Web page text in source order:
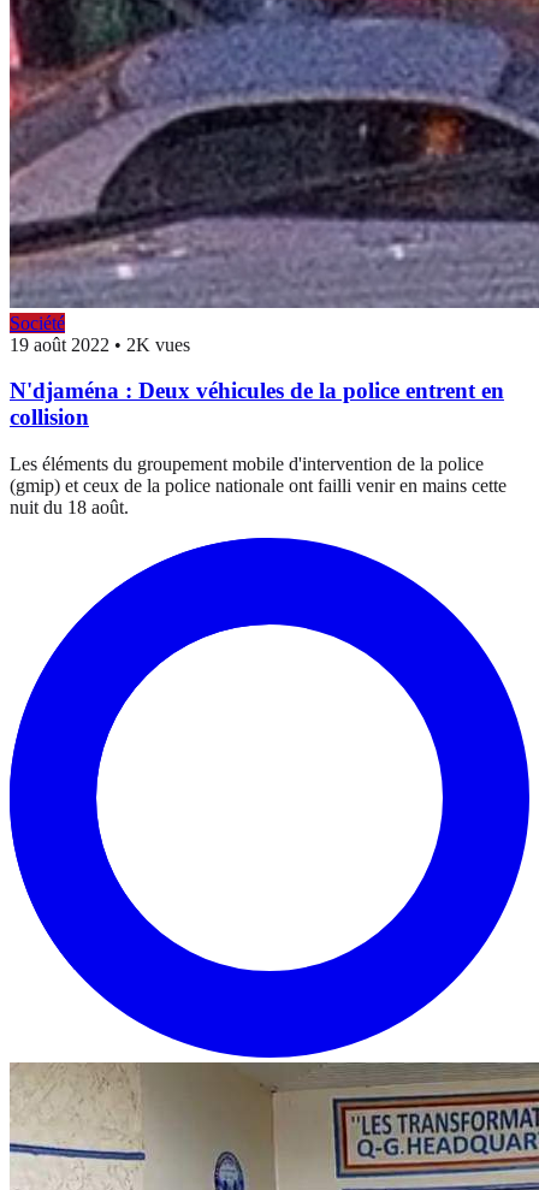
Société
19 août 2022 • 2K vues
N'djaména : Deux véhicules de la police entrent en
collision
Les éléments du groupement mobile d'intervention de la police
(gmip) et ceux de la police nationale ont failli venir en mains cette
nuit du 18 août.